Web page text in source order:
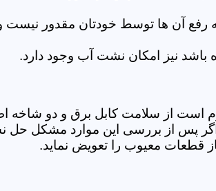
رفع آن ها توسط خودتان مقدور
نیز امکان نشت آب وجود دارد.
از سلامت کابل برق و دو شاخه
پس از بررسی این موارد مشکل حل
قطعات معیوب را تعویض نماید.